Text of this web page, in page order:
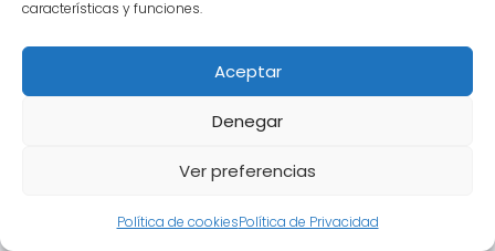
características y funciones.
Aceptar
Denegar
Ver preferencias
Política de cookiesPolítica de Privacidad
puedes reclamar
Tarjetas revolving: intereses abusivos, deudas
¿Firmaste como avalista? Descubre si puedes
anular el aval y evitar responsabilidades injustas